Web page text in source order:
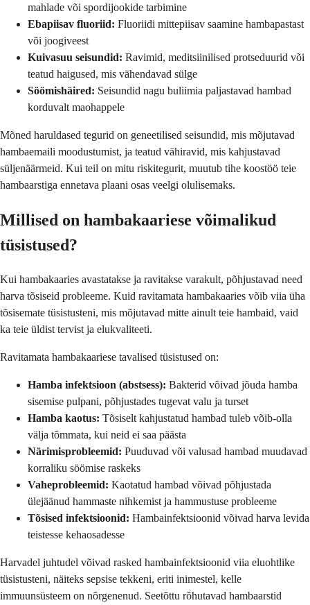
mahlade või spordijookide tarbimine
Ebapiisav fluoriid: Fluoriidi mittepiisav saamine hambapastast
või joogiveest
Kuivasuu seisundid: Ravimid, meditsiinilised protseduurid või
teatud haigused, mis vähendavad sülge
Söömishäired: Seisundid nagu buliimia paljastavad hambad
korduvalt maohappele
Mõned haruldased tegurid on geneetilised seisundid, mis mõjutavad
hambaemaili moodustumist, ja teatud vähiravid, mis kahjustavad
süljenäärmeid. Kui teil on mitu riskitegurit, muutub tihe koostöö teie
hambaarstiga ennetava plaani osas veelgi olulisemaks.
Millised on hambakaariese võimalikud
tüsistused?
Kui hambakaaries avastatakse ja ravitakse varakult, põhjustavad need
harva tõsiseid probleeme. Kuid ravitamata hambakaaries võib viia üha
tõsisemate tüsistusteni, mis mõjutavad mitte ainult teie hambaid, vaid
ka teie üldist tervist ja elukvaliteeti.
Ravitamata hambakaariese tavalised tüsistused on:
Hamba infektsioon (abstsess): Bakterid võivad jõuda hamba
sisemise pulpani, põhjustades tugevat valu ja turset
Hamba kaotus: Tõsiselt kahjustatud hambad tuleb võib-olla
välja tõmmata, kui neid ei saa päästa
Närimisprobleemid: Puuduvad või valusad hambad muudavad
korraliku söömise raskeks
Vaheprobleemid: Kaotatud hambad võivad põhjustada
ülejäänud hammaste nihkemist ja hammustuse probleeme
Tõsised infektsioonid: Hambainfektsioonid võivad harva levida
teistesse kehaosadesse
Harvadel juhtudel võivad rasked hambainfektsioonid viia eluohtlike
tüsistusteni, näiteks sepsise tekkeni, eriti inimestel, kelle
immuunsüsteem on nõrgenenud. Seetõttu rõhutavad hambaarstid